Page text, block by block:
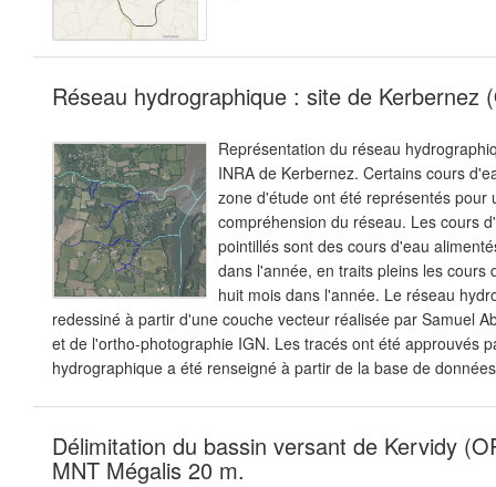
Réseau hydrographique : site de Kerbernez
Représentation du réseau
INRA de Kerbernez. Certains cours
zone d'étude ont été représentés pour
compréhension du réseau. Les cours
pointillés sont des cours d'eau
dans l'année, en traits pleins les cours
huit mois dans l'année. Le réseau
redessiné à partir d'une couche vecteur réalisée par Samuel
et de l'ortho-photographie IGN. Les tracés ont été approuvés
hydrographique a été renseigné à partir de la base de
Délimitation du bassin versant de Kervidy
MNT Mégalis 20 m.